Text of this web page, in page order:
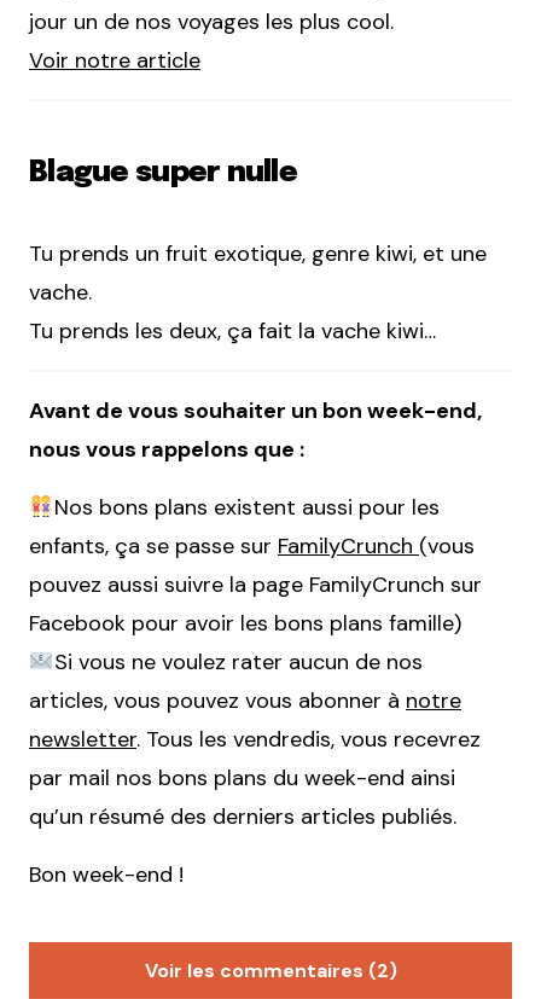
jour un de nos voyages les plus cool.
Voir notre article
Blague super nulle
Tu prends un fruit exotique, genre kiwi, et une
vache.
Tu prends les deux, ça fait la vache kiwi…
Avant de vous souhaiter un bon week-end,
nous vous rappelons que :
Nos bons plans existent aussi pour les
enfants, ça se passe sur FamilyCrunch (vous
pouvez aussi suivre la page FamilyCrunch sur
Facebook pour avoir les bons plans famille)
Si vous ne voulez rater aucun de nos
articles, vous pouvez vous abonner à notre
newsletter. Tous les vendredis, vous recevrez
par mail nos bons plans du week-end ainsi
qu’un résumé des derniers articles publiés.
Bon week-end !
Voir les commentaires (2)